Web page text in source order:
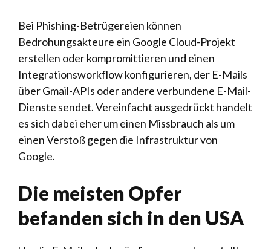
Bei Phishing-Betrügereien können
Bedrohungsakteure ein Google Cloud-Projekt
erstellen oder kompromittieren und einen
Integrationsworkflow konfigurieren, der E-Mails
über Gmail-APIs oder andere verbundene E-Mail-
Dienste sendet. Vereinfacht ausgedrückt handelt
es sich dabei eher um einen Missbrauch als um
einen Verstoß gegen die Infrastruktur von
Google.
Die meisten Opfer
befanden sich in den USA